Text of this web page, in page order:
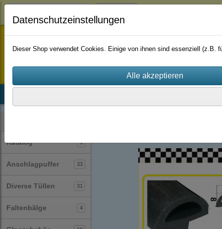
staufenbiel-berlin
Katalog 1
Anschlagpuffer 33
Diverse Tüllen 31
Faltenbälge 4
Datenschutzeinstellungen
Dieser Shop verwendet Cookies. Einige von ihnen sind essenziell (z.B.